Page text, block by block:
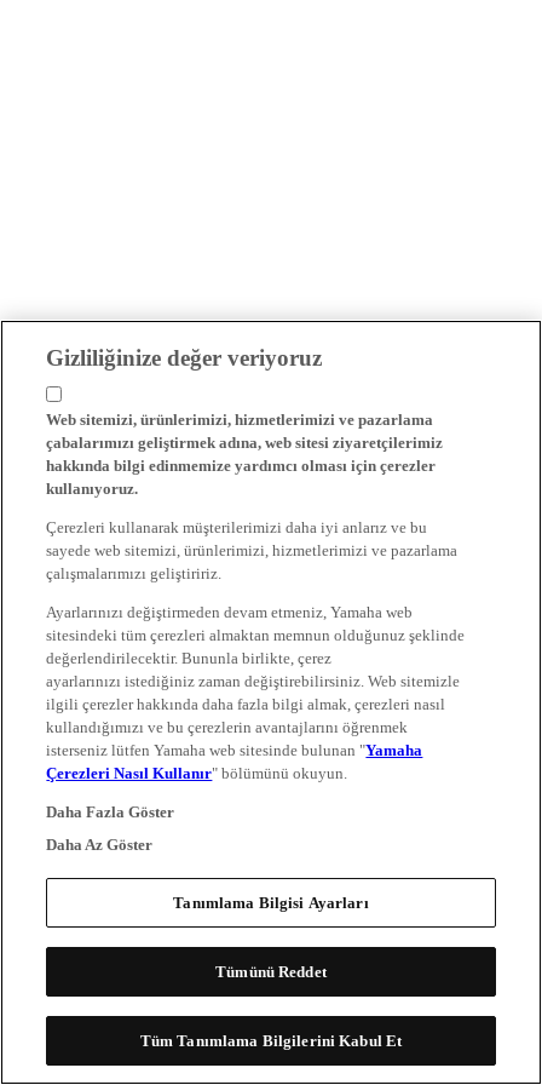
Gizliliğinize değer veriyoruz
Web sitemizi, ürünlerimizi, hizmetlerimizi ve pazarlama
çabalarımızı geliştirmek adına, web sitesi ziyaretçilerimiz
hakkında bilgi edinmemize yardımcı olması için çerezler
kullanıyoruz.
Çerezleri kullanarak müşterilerimizi daha iyi anlarız ve bu
sayede web sitemizi, ürünlerimizi, hizmetlerimizi ve pazarlama
çalışmalarımızı geliştiririz.
Ayarlarınızı değiştirmeden devam etmeniz, Yamaha web
sitesindeki tüm çerezleri almaktan memnun olduğunuz şeklinde
değerlendirilecektir. Bununla birlikte, çerez
ayarlarınızı istediğiniz zaman değiştirebilirsiniz. Web sitemizle
ilgili çerezler hakkında daha fazla bilgi almak, çerezleri nasıl
kullandığımızı ve bu çerezlerin avantajlarını öğrenmek
isterseniz lütfen Yamaha web sitesinde bulunan "Yamaha
Çerezleri Nasıl Kullanır" bölümünü okuyun.
Daha Fazla Göster
Daha Az Göster
Tanımlama Bilgisi Ayarları
Tümünü Reddet
Tüm Tanımlama Bilgilerini Kabul Et